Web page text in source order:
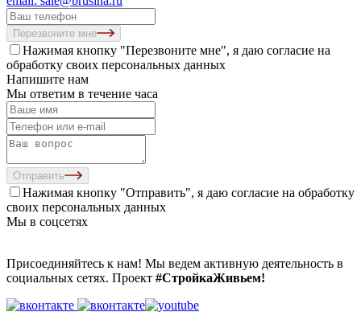
Перезвоните мне
Нажимая кнопку "Перезвоните мне", я даю согласие на
обработку своих персональных данных
Напишите нам
Мы ответим в течение часа
Отправить
Нажимая кнопку "Отправить", я даю согласие на обработку
своих персональных данных
Мы в соцсетях
Присоединяйтесь к нам! Мы ведем активную деятельность в
социальных сетях. Проект #СтройкаЖивьем!